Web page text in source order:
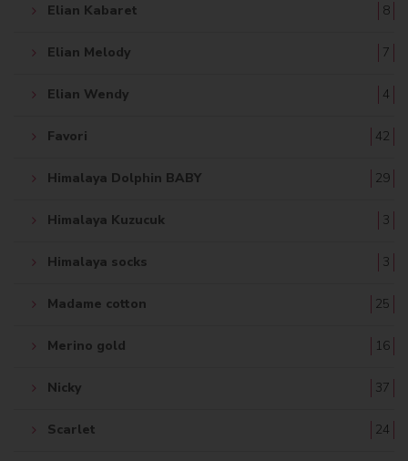
Elian Kabaret 8
Elian Melody 7
Elian Wendy 4
Favori 42
Himalaya Dolphin BABY 29
Himalaya Kuzucuk 3
Himalaya socks 3
Madame cotton 25
Merino gold 16
Nicky 37
Scarlet 24